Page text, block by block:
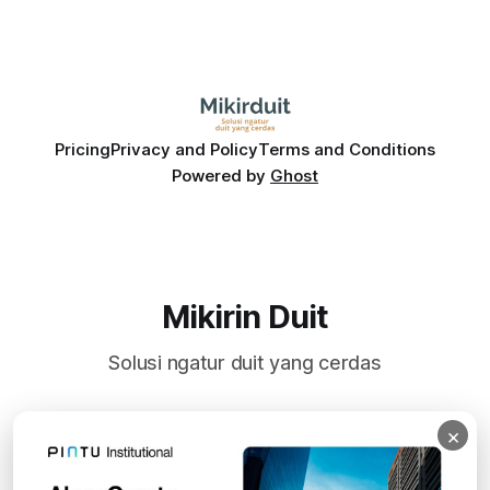
PricingPrivacy and PolicyTerms and Conditions
Powered by Ghost
Mikirin Duit
Solusi ngatur duit yang cerdas
Subscribe
×